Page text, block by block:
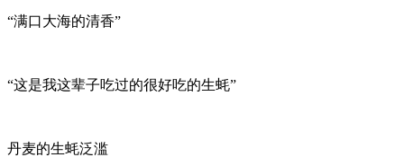
“满口大海的清香”
“这是我这辈子吃过的很好吃的生蚝”
丹麦的生蚝泛滥